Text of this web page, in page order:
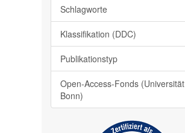
Schlagworte
Klassifikation (DDC)
Publikationstyp
Open-Access-Fonds (Universität
Bonn)